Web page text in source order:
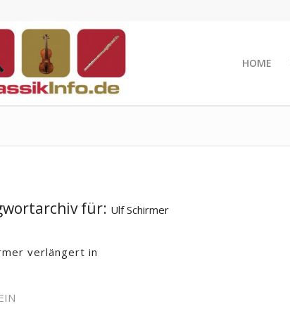
HOME
für: Ulf Schirmer
verlängert in